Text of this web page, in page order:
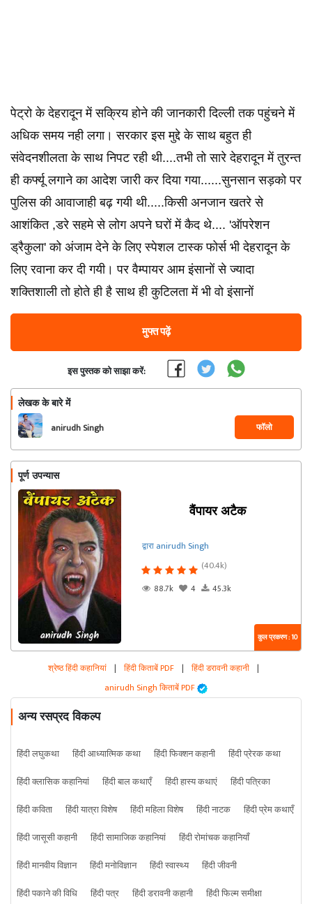
पेट्रो के देहरादून में सक्रिय होने की जानकारी दिल्ली तक पहुंचने में
अधिक समय नही लगा। सरकार इस मुद्दे के साथ बहुत ही
संवेदनशीलता के साथ निपट रही थी....तभी तो सारे देहरादून में तुरन्त
ही कर्फ्यू लगाने का आदेश जारी कर दिया गया......सुनसान सड़को पर
पुलिस की आवाजाही बढ़ गयी थी.....किसी अनजान खतरे से
आशंकित ,डरे सहमे से लोग अपने घरों में कैद थे.... 'ऑपरेशन
ड्रैकुला' को अंजाम देने के लिए स्पेशल टास्क फोर्स भी देहरादून के
लिए रवाना कर दी गयी। पर वैम्पायर आम इंसानों से ज्यादा
शक्तिशाली तो होते ही है साथ ही कुटिलता में भी वो इंसानों
मुफ्त पढ़ें
इस पुस्तक को साझा करें:
लेखक के बारे में
anirudh Singh फॉलो
पूर्ण उपन्यास
वैंपायर अटैक
द्वारा anirudh Singh
(40.4k)
88.7k
4 45.3k
कुल प्रकरण : 10
श्रेष्ठ हिंदी कहानियां | हिंदी किताबें PDF | हिंदी डरावनी कहानी |
anirudh Singh किताबें PDF
अन्य रसप्रद विकल्प
हिंदी लघुकथा हिंदी आध्यात्मिक कथा हिंदी फिक्शन कहानी
हिंदी प्रेरक कथा
हिंदी क्लासिक कहानियां
हिंदी बाल कथाएँ हिंदी हास्य कथाएं
हिंदी पत्रिका
हिंदी कविता
हिंदी यात्रा विशेष हिंदी महिला विशेष हिंदी नाटक
हिंदी प्रेम कथाएँ
हिंदी जासूसी कहानी
हिंदी सामाजिक कहानियां
हिंदी रोमांचक कहानियाँ
हिंदी मानवीय विज्ञान
हिंदी मनोविज्ञान हिंदी स्वास्थ्य
हिंदी जीवनी
हिंदी पकाने की विधि
हिंदी पत्र हिंदी डरावनी कहानी हिंदी फिल्म समीक्षा